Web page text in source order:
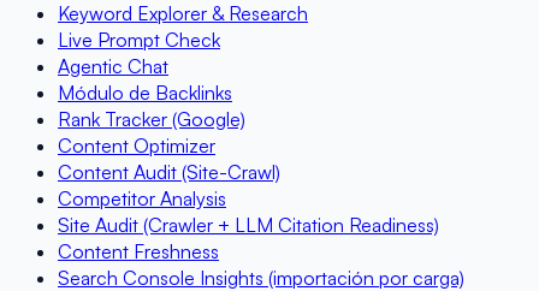
Keyword Explorer & Research
Live Prompt Check
Agentic Chat
Módulo de Backlinks
Rank Tracker (Google)
Content Optimizer
Content Audit (Site-Crawl)
Competitor Analysis
Site Audit (Crawler + LLM Citation Readiness)
Content Freshness
Search Console Insights (importación por carga)